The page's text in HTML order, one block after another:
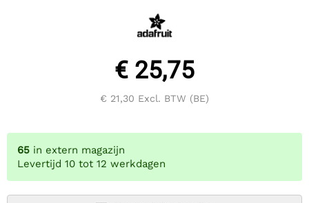
€ 25,75
€ 21,30 Excl. BTW (BE)
65 in extern magazijn
Levertijd 10 tot 12 werkdagen